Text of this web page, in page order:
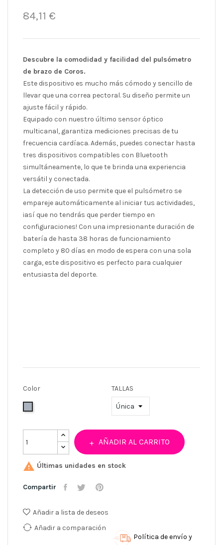
84,11 €
Descubre la comodidad y facilidad del pulsómetro
de brazo de Coros.
Este dispositivo es mucho más cómodo y sencillo de
llevar que una correa pectoral. Su diseño permite un
ajuste fácil y rápido.
Equipado con nuestro último sensor óptico
multicanal, garantiza mediciones precisas de tu
frecuencia cardíaca. Además, puedes conectar hasta
tres dispositivos compatibles con Bluetooth
simultáneamente, lo que te brinda una experiencia
versátil y conectada.
La detección de uso permite que el pulsómetro se
empareje automáticamente al iniciar tus actividades,
¡así que no tendrás que perder tiempo en
configuraciones! Con una impresionante duración de
batería de hasta 38 horas de funcionamiento
completo y 80 días en modo de espera con una sola
carga, este dispositivo es perfecto para cualquier
entusiasta del deporte.
Color TALLAS
AÑADIR AL CARRITO
 Últimas unidades en stock
Compartir
Añadir a lista de deseos
Añadir a comparación
Política de envío y